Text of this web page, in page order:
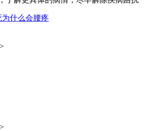
什么会腰疼